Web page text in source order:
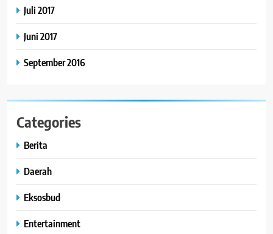
Juli 2017
Juni 2017
September 2016
Categories
Berita
Daerah
Eksosbud
Entertainment